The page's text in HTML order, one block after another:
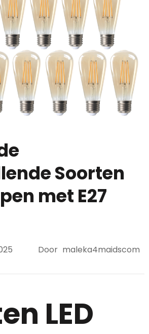
Soorten
met E27
Door maleka4maidscom
LED